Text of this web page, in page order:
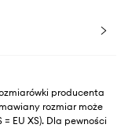
producenta
rozmiar może
EU XS). Dla pewności